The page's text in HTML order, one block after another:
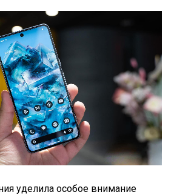
уделила особое внимание